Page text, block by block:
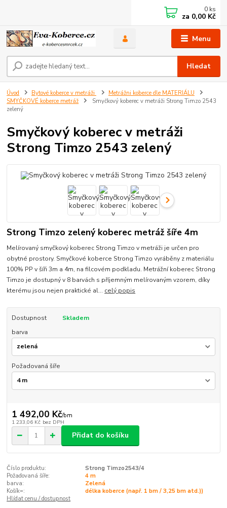
Menu
Hledat
0 ks
za 0,00 Kč
Úvod Bytové koberce v metráži
Metrážni koberce dle MATERIÁLU
SMYČKOVÉ koberce metráž
Smyčkový koberec v metráži Strong Timzo 2543
zelený
Smyčkový koberec v metráži
Strong Timzo 2543 zelený
Strong Timzo zelený koberec metráž šíře 4m
Melírovaný smyčkový koberec Strong Timzo v metráži je určen pro
obytné prostory. Smyčkové koberce Strong Timzo vyráběny z materiálu
100% PP v šíři 3m a 4m, na filcovém podkladu. Metrážní koberec Strong
Timzo je dostupný v 8 barvách s příjemným melírovaným vzorem, díky
kterému jsou nejen praktické al... celý popis
Dostupnost
Skladem
barva
Požadovaná šíře
1 492,00 Kč/bm
1 233,06 Kč bez DPH
Přidat do košíku
Číslo produktu:
Strong Timzo2543/4
Požadovaná šíře:
4 m
barva:
Zelená
Košík=:
délka koberce (např. 1 bm / 3,25 bm atd.))
Hlídat cenu / dostupnost